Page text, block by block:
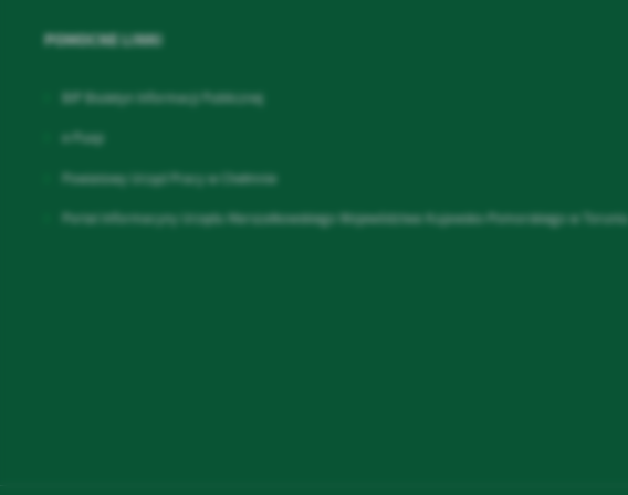
POMOCNE LINKI
BIP Biuletyn Informacji Publicznej
e-Puap
Powiatowy Urząd Pracy w Chełmnie
Portal Informacyny Urzędu Marszałkowskiego Województwa Kujawsko-Pomorskiego w Toruniu